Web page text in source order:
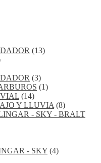
(13)
(3)
(1)
(14)
Y LLUVIA (8)
- SKY - BRALT
- SKY (4)